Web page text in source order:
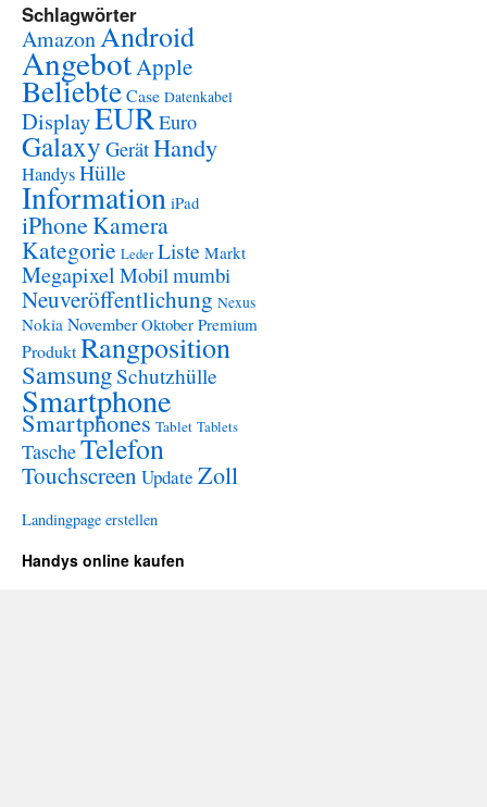
Schlagwörter
AmazonAndroid
AngebotApple
BeliebteCase Datenkabel
DisplayEUREuro
Galaxy GerätHandy
HandysHülle
Information iPad
iPhoneKamera
Kategorie Leder Liste Markt
Megapixel Mobilmumbi
Neuveröffentlichung Nexus
Nokia November Oktober Premium
ProduktRangposition
SamsungSchutzhülle
Smartphone
Smartphones Tablet Tablets
TascheTelefon
Touchscreen Update Zoll
Landingpage erstellen
Handys online kaufen